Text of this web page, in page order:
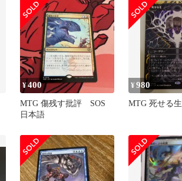
¥400
MTG 傷残す批評 SOS
日本語
¥980
MTG 死せる生